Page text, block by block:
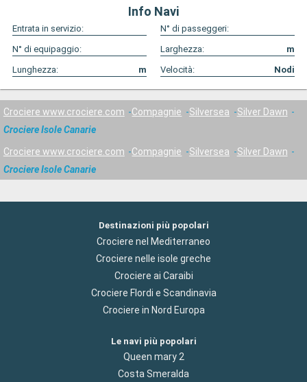
Info Navi
Entrata in servizio:
N° di passeggeri:
N° di equipaggio:
Larghezza:
m
Lunghezza:
m Velocità: Nodi
Crociere www.crociere.com Compagnie Silversea
Silver Dawn
Crociere Isole Canarie
Crociere www.crociere.com Compagnie Silversea
Silver Dawn
Crociere Isole Canarie
Destinazioni più popolari
Crociere nel Mediterraneo
Crociere nelle isole greche
Crociere ai Caraibi
Crociere Flordi e Scandinavia
Crociere in Nord Europa
Le navi più popolari
Queen mary 2
Costa Smeralda